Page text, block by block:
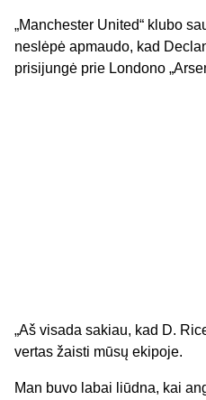
„Manchester United“ klubo
neslėpė apmaudo, kad
prisijungė prie Londono
„Aš visada sakiau, kad D.
vertas žaisti mūsų ekipoje.
Man buvo labai liūdna, kai